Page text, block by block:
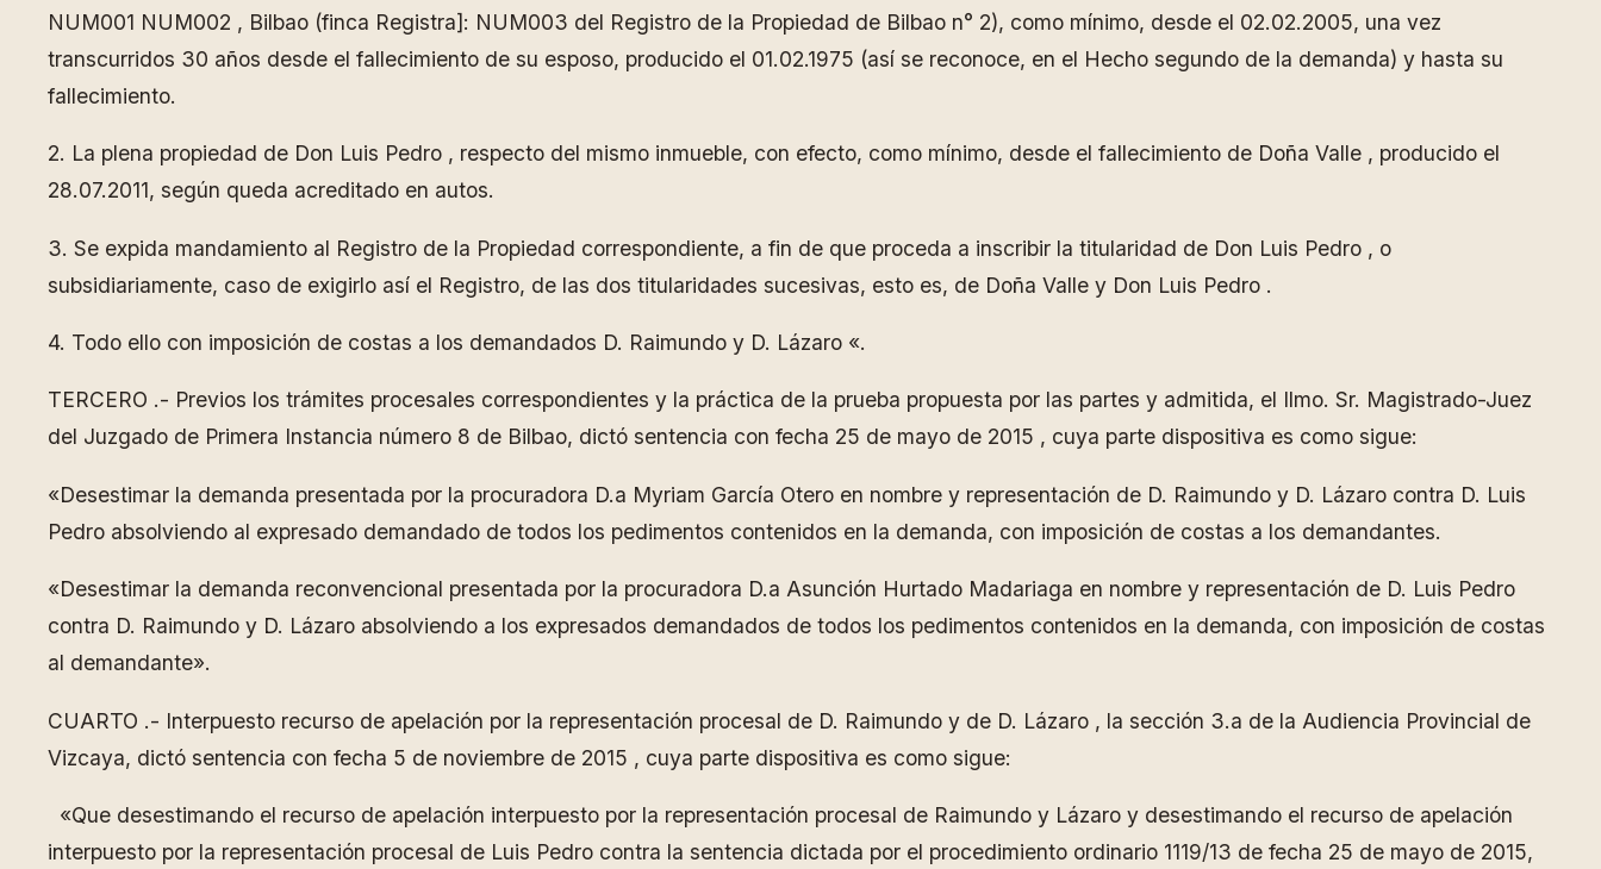
NUM001 NUM002 , Bilbao (finca Registra]: NUM003 del Registro de la Propiedad de Bilbao n° 2), como mínimo, desde el 02.02.2005, una vez
transcurridos 30 años desde el fallecimiento de su esposo, producido el 01.02.1975 (así se reconoce, en el Hecho segundo de la demanda) y hasta su
fallecimiento.
2. La plena propiedad de Don Luis Pedro , respecto del mismo inmueble, con efecto, como mínimo, desde el fallecimiento de Doña Valle , producido el
28.07.2011, según queda acreditado en autos.
3. Se expida mandamiento al Registro de la Propiedad correspondiente, a fin de que proceda a inscribir la titularidad de Don Luis Pedro , o
subsidiariamente, caso de exigirlo así el Registro, de las dos titularidades sucesivas, esto es, de Doña Valle y Don Luis Pedro .
4. Todo ello con imposición de costas a los demandados D. Raimundo y D. Lázaro «.
TERCERO .- Previos los trámites procesales correspondientes y la práctica de la prueba propuesta por las partes y admitida, el Ilmo. Sr. Magistrado-Juez
del Juzgado de Primera Instancia número 8 de Bilbao, dictó sentencia con fecha 25 de mayo de 2015 , cuya parte dispositiva es como sigue:
«Desestimar la demanda presentada por la procuradora D.a Myriam García Otero en nombre y representación de D. Raimundo y D. Lázaro contra D. Luis
Pedro absolviendo al expresado demandado de todos los pedimentos contenidos en la demanda, con imposición de costas a los demandantes.
«Desestimar la demanda reconvencional presentada por la procuradora D.a Asunción Hurtado Madariaga en nombre y representación de D. Luis Pedro
contra D. Raimundo y D. Lázaro absolviendo a los expresados demandados de todos los pedimentos contenidos en la demanda, con imposición de costas
al demandante».
CUARTO .- Interpuesto recurso de apelación por la representación procesal de D. Raimundo y de D. Lázaro , la sección 3.a de la Audiencia Provincial de
Vizcaya, dictó sentencia con fecha 5 de noviembre de 2015 , cuya parte dispositiva es como sigue:
«Que desestimando el recurso de apelación interpuesto por la representación procesal de Raimundo y Lázaro y desestimando el recurso de apelación
interpuesto por la representación procesal de Luis Pedro contra la sentencia dictada por el procedimiento ordinario 1119/13 de fecha 25 de mayo de 2015,